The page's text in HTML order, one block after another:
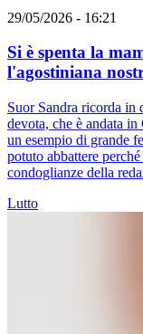
29/05/2026 - 16:21
Si è spenta la
l'agostiniana
Suor Sandra ricorda in
devota, che è andata
un esempio di grande
potuto abbattere
condoglianze della
Lutto